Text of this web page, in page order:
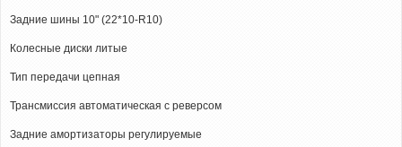
Задние шины 10" (22*10-R10)
Колесные диски литые
Тип передачи цепная
Трансмиссия автоматическая c реверсом
Задние амортизаторы регулируемые